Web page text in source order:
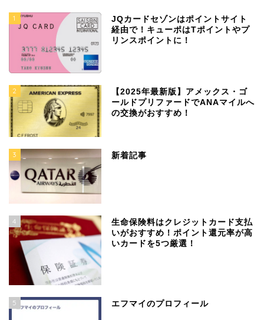
1
JQカードセゾンはポイントサイト
経由で！キューポはTポイントやプ
リンスポイントに！
2
【2025年最新版】アメックス・ゴ
ールドプリファードでANAマイルへ
の交換がおすすめ！
3 新着記事
4
生命保険料はクレジットカード支払
いがおすすめ！ポイント還元率が高
いカードを5つ厳選！
5 エフマイのプロフィール